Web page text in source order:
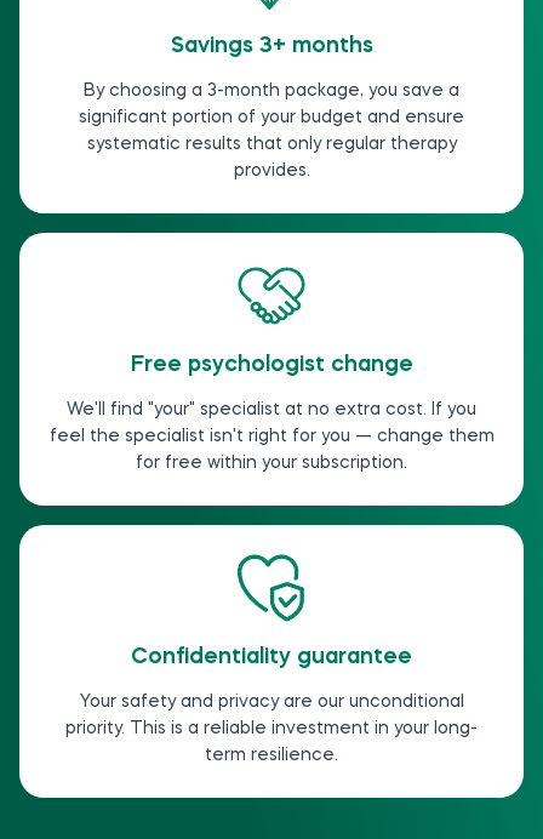
Savings 3+ months
By choosing a 3-month package, you save a
significant portion of your budget and ensure
systematic results that only regular therapy
provides.
Free psychologist change
We'll find "your" specialist at no extra cost. If you
feel the specialist isn't right for you — change them
for free within your subscription.
Confidentiality guarantee
Your safety and privacy are our unconditional
priority. This is a reliable investment in your long-
term resilience.